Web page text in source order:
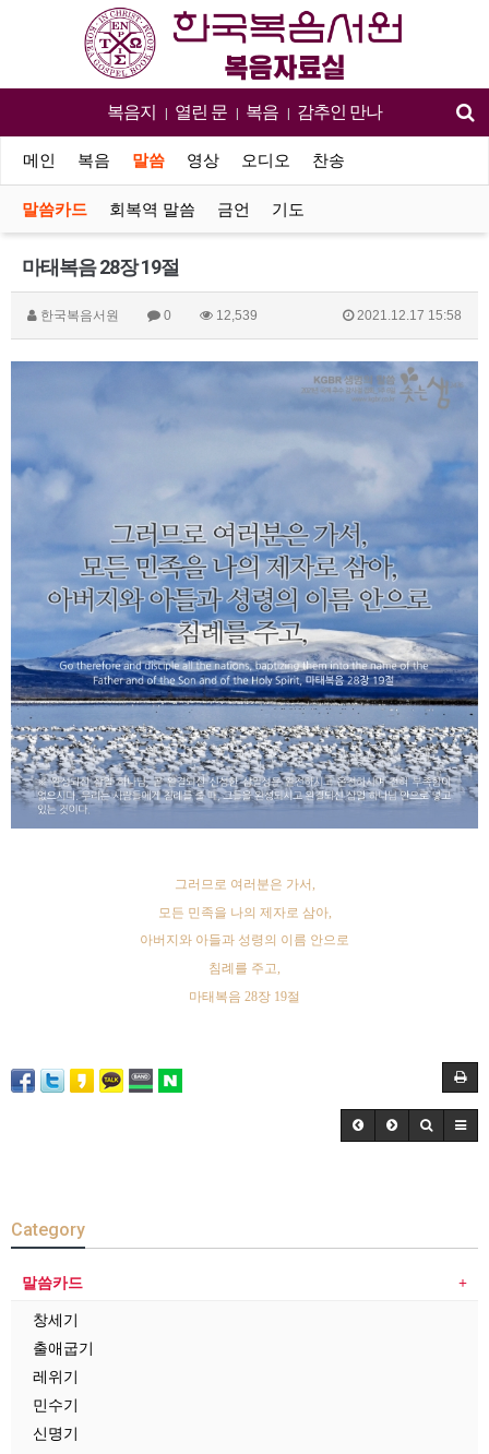
복음지 | 열린 문 | 복음 | 감추인 만나
메인 복음 말씀 영상 오디오 찬송
말씀카드 회복역 말씀 금언 기도
마태복음 28장 19절
한국복음서원 0 12,539 2021.12.17 15:58
그러므로 여러분은 가서,
모든 민족을 나의 제자로 삼아,
아버지와 아들과 성령의 이름 안으로
침례를 주고,
마태복음 28장 19절
Category
말씀카드
창세기
출애굽기
레위기
민수기
신명기